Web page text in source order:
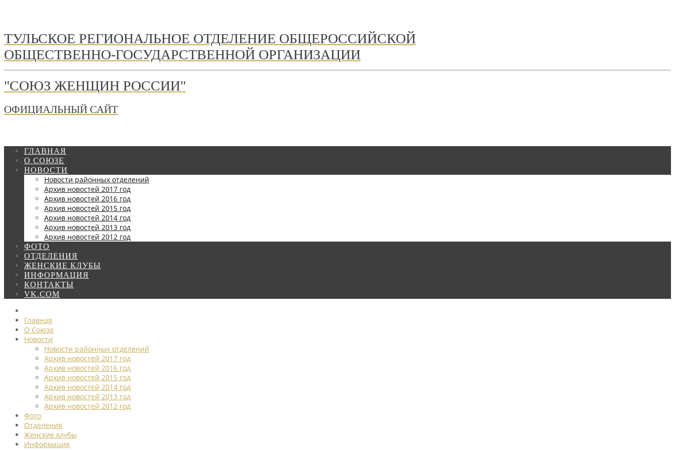
ТУЛЬСКОЕ РЕГИОНАЛЬНОЕ ОТДЕЛЕНИЕ ОБЩЕРОССИЙСКОЙ
ОБЩЕСТВЕННО-ГОСУДАРСТВЕННОЙ ОРГАНИЗАЦИИ
"СОЮЗ ЖЕНЩИН РОССИИ"
ОФИЦИАЛЬНЫЙ САЙТ
ГЛАВНАЯ
О СОЮЗЕ
НОВОСТИ
Новости районных отделений
Архив новостей 2017 год
Архив новостей 2016 год
Архив новостей 2015 год
Архив новостей 2014 год
Архив новостей 2013 год
Архив новостей 2012 год
ФОТО
ОТДЕЛЕНИЯ
ЖЕНСКИЕ КЛУБЫ
ИНФОРМАЦИЯ
КОНТАКТЫ
VK.COM
Главная
О Союзе
Новости
Новости районных отделений
Архив новостей 2017 год
Архив новостей 2016 год
Архив новостей 2015 год
Архив новостей 2014 год
Архив новостей 2013 год
Архив новостей 2012 год
Фото
Отделения
Женские клубы
Информация